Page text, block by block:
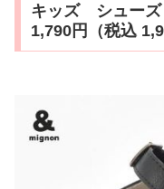
キッズ シュー
1,790円（税込